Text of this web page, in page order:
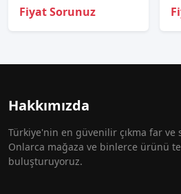
Fiyat Sorunuz
Hakkımızda
Türkiye'nin en güvenilir çıkma far ve
Onlarca mağaza ve binlerce ürünü
buluşturuyoruz.